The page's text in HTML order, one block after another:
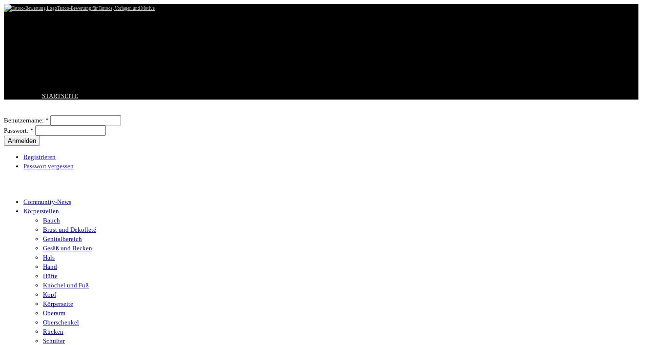
Tattoo-Bewertung für Tattoos, Vorlagen und Motive
STARTSEITE
BESTE TATTOOS
NEUESTE TATTOOS
Benutzername: *
Passwort: *
Registrieren
Passwort vergessen
Community-News
Körperstellen
Bauch
Brust und Dekolleté
Genitalbereich
Gesäß und Becken
Hals
Hand
Hüfte
Knöchel und Fuß
Kopf
Körperseite
Oberarm
Oberschenkel
Rücken
Schulter